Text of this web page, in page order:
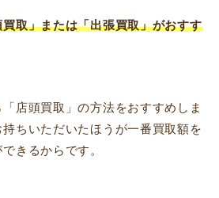
取」または「出張買取」がおすす
店頭買取」の方法をおすすめしま
ちいただいたほうが一番買取額を
きるからです。